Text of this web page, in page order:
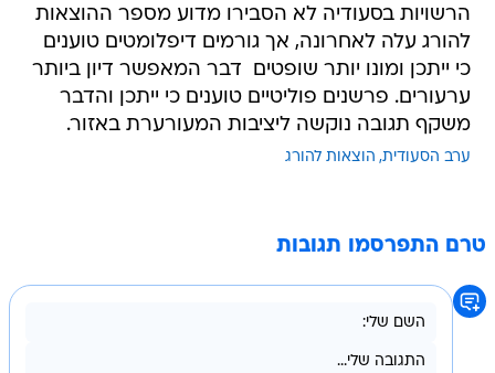
הרשויות בסעודיה לא הסבירו מדוע מספר ההוצאות
להורג עלה לאחרונה, אך גורמים דיפלומטים טוענים
כי ייתכן ומונו יותר שופטים  דבר המאפשר דיון ביותר
ערעורים. פרשנים פוליטיים טוענים כי ייתכן והדבר
משקף תגובה נוקשה ליציבות המעורערת באזור.
ערב הסעודית הוצאות להורג
טרם התפרסמו תגובות